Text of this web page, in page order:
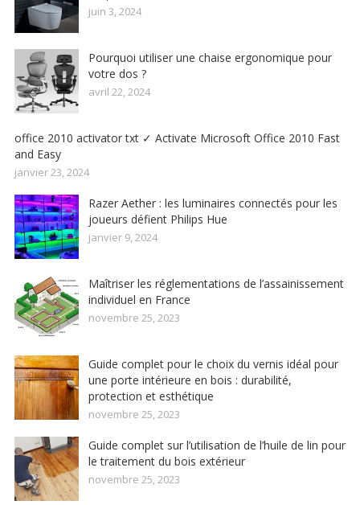
juin 3, 2024
Pourquoi utiliser une chaise ergonomique pour
votre dos ?
avril 22, 2024
office 2010 activator txt ✓ Activate Microsoft Office 2010 Fast
and Easy
janvier 23, 2024
Razer Aether : les luminaires connectés pour les
joueurs défient Philips Hue
janvier 9, 2024
Maîtriser les réglementations de l’assainissement
individuel en France
novembre 25, 2023
Guide complet pour le choix du vernis idéal pour
une porte intérieure en bois : durabilité,
protection et esthétique
novembre 25, 2023
Guide complet sur l’utilisation de l’huile de lin pour
le traitement du bois extérieur
novembre 25, 2023